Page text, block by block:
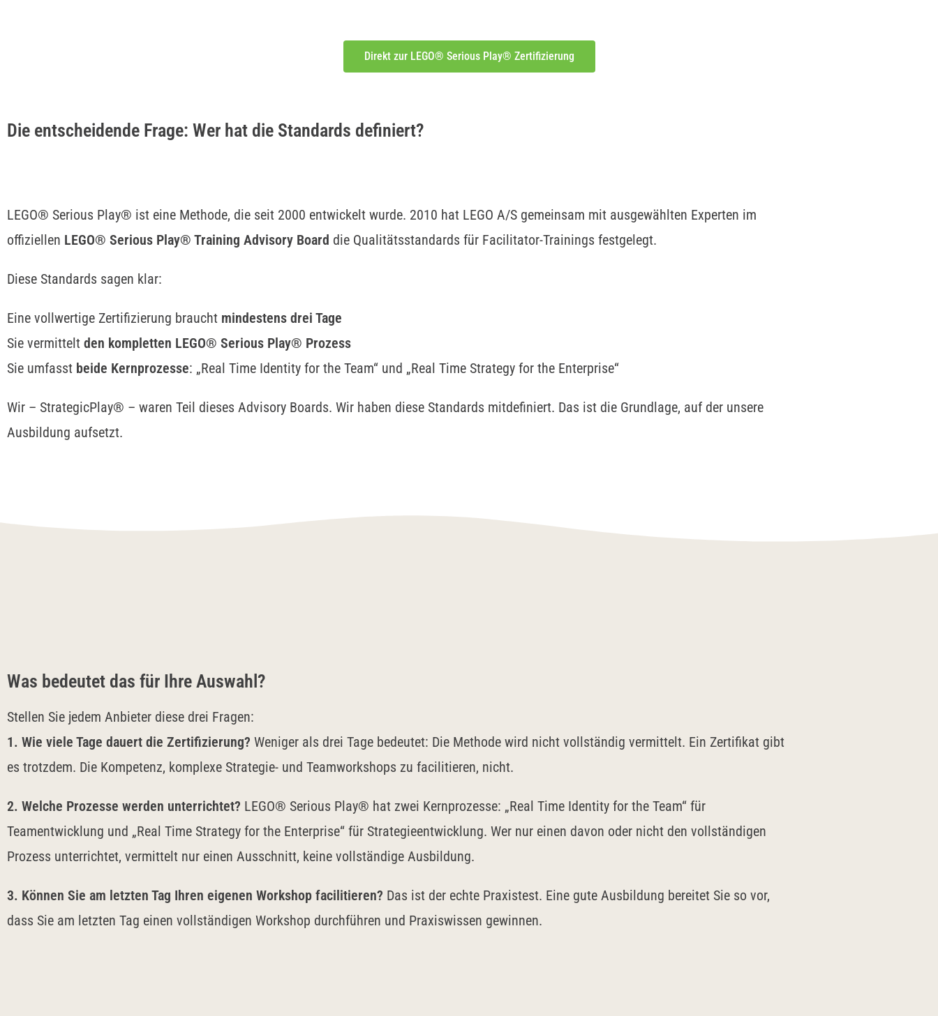
Direkt zur LEGO® Serious Play® Zertifizierung
Die entscheidende Frage: Wer hat die Standards definiert?
LEGO® Serious Play® ist eine Methode, die seit 2000 entwickelt wurde. 2010 hat LEGO A/S gemeinsam mit ausgewählten Experten im
offiziellen LEGO® Serious Play® Training Advisory Board die Qualitätsstandards für Facilitator-Trainings festgelegt.
Diese Standards sagen klar:
Eine vollwertige Zertifizierung braucht mindestens drei Tage
Sie vermittelt den kompletten LEGO® Serious Play® Prozess
Sie umfasst beide Kernprozesse: „Real Time Identity for the Team“ und „Real Time Strategy for the Enterprise“
Wir – StrategicPlay® – waren Teil dieses Advisory Boards. Wir haben diese Standards mitdefiniert. Das ist die Grundlage, auf der unsere
Ausbildung aufsetzt.
Was bedeutet das für Ihre Auswahl?
Stellen Sie jedem Anbieter diese drei Fragen:
1. Wie viele Tage dauert die Zertifizierung? Weniger als drei Tage bedeutet: Die Methode wird nicht vollständig vermittelt. Ein Zertifikat gibt
es trotzdem. Die Kompetenz, komplexe Strategie- und Teamworkshops zu facilitieren, nicht.
2. Welche Prozesse werden unterrichtet? LEGO® Serious Play® hat zwei Kernprozesse: „Real Time Identity for the Team“ für
Teamentwicklung und „Real Time Strategy for the Enterprise“ für Strategieentwicklung. Wer nur einen davon oder nicht den vollständigen
Prozess unterrichtet, vermittelt nur einen Ausschnitt, keine vollständige Ausbildung.
3. Können Sie am letzten Tag Ihren eigenen Workshop facilitieren? Das ist der echte Praxistest. Eine gute Ausbildung bereitet Sie so vor,
dass Sie am letzten Tag einen vollständigen Workshop durchführen und Praxiswissen gewinnen.